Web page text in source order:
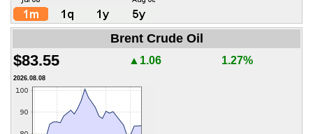
Brent Crude Oil
$83.55 ▲1.06 1.27%
2026.08.08